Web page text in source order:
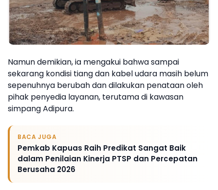
Namun demikian, ia mengakui bahwa sampai
sekarang kondisi tiang dan kabel udara masih belum
sepenuhnya berubah dan dilakukan penataan oleh
pihak penyedia layanan, terutama di kawasan
simpang Adipura.
BACA JUGA
Pemkab Kapuas Raih Predikat Sangat Baik
dalam Penilaian Kinerja PTSP dan Percepatan
Berusaha 2026